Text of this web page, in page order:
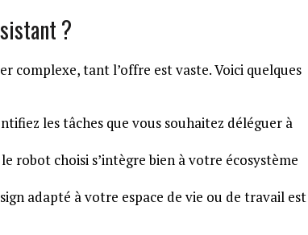
?
complexe, tant l’offre est vaste. Voici quelques
les tâches que vous souhaitez déléguer à
robot choisi s’intègre bien à votre écosystème
adapté à votre espace de vie ou de travail est